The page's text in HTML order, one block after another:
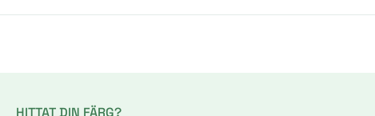
HITTAT DIN FÄRG?